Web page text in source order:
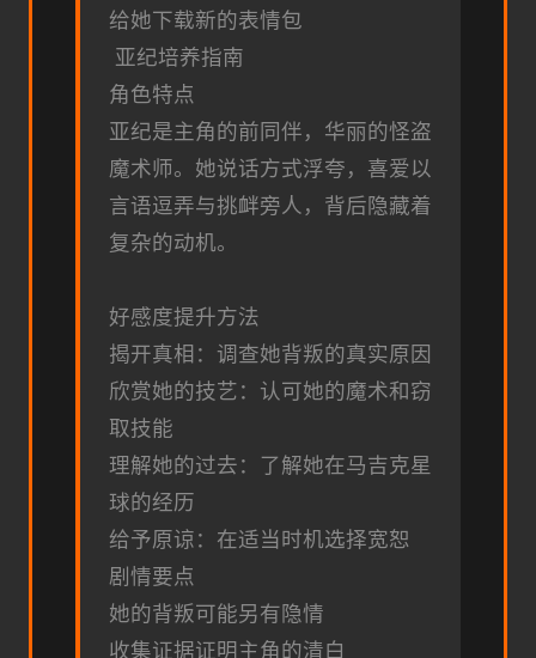
给她下载新的表情包
亚纪培养指南
角色特点
亚纪是主角的前同伴，华丽的怪盗
魔术师。她说话方式浮夸，喜爱以
言语逗弄与挑衅旁人，背后隐藏着
复杂的动机。
好感度提升方法
揭开真相：调查她背叛的真实原因
欣赏她的技艺：认可她的魔术和窃
取技能
理解她的过去：了解她在马吉克星
球的经历
给予原谅：在适当时机选择宽恕
剧情要点
她的背叛可能另有隐情
收集证据证明主角的清白